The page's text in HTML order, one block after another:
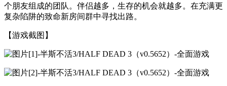
个朋友组成的团队。伴侣越多，生存的机会就越多。在充满更
复杂陷阱的致命新房间群中寻找出路。
【游戏截图】